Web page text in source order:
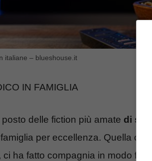
italiane – blueshouse.it
IN FAMIGLIA
delle fiction più amate di
per eccellenza. Quella
ci ha fatto compagnia in modo